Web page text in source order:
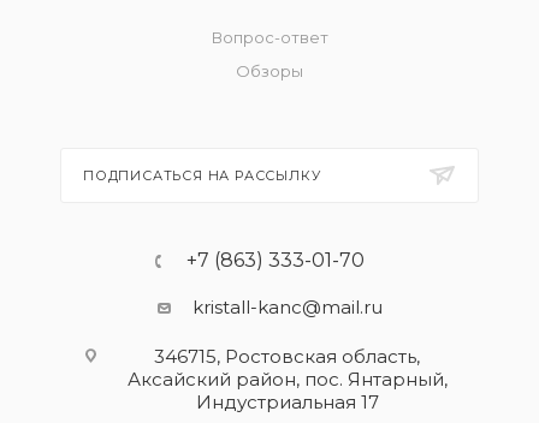
Вопрос-ответ
Обзоры
ПОДПИСАТЬСЯ НА РАССЫЛКУ
+7 (863) 333-01-70
kristall-kanc@mail.ru
346715, Ростовская область​,
Аксайский район, пос. Янтарный,
Индустриальная 17